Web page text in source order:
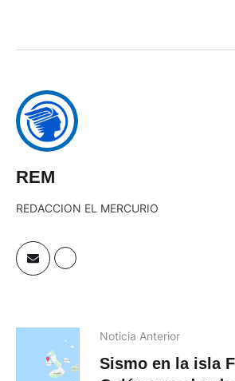
REM
REDACCION EL MERCURIO
Noticia Anterior
Sismo en la isla